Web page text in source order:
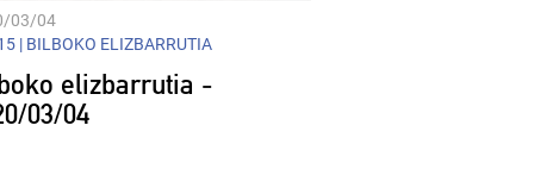
03/04
| BILBOKO ELIZBARRUTIA
elizbarrutia -
03/04